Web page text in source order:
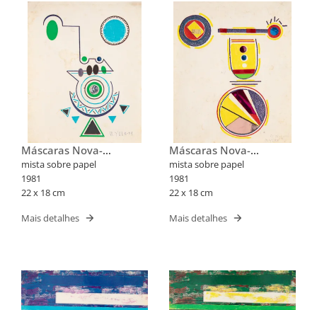
Máscaras Nova-
Iorquinas II
mista sobre papel
1981
22 x 18 cm
Mais detalhes
Máscaras Nova-
Iorquinas II
mista sobre papel
1981
22 x 18 cm
Mais detalhes